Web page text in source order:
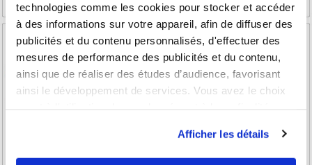
technologies comme les cookies pour stocker et accéder
à des informations sur votre appareil, afin de diffuser des
publicités et du contenu personnalisés, d'effectuer des
mesures de performance des publicités et du contenu,
ainsi que de réaliser des études d’audience, favorisant
ainsi le développement de services. Vous avez le choix
tout moment en consultant la Déclaration relative aux
cookies ou en cliquant sur l'icône de confidentialité.
Afficher les détails